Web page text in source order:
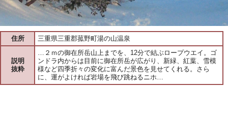
住所 三重県三重郡菰野町湯の山温泉
説明
抜粋
…２ｍの御在所岳山上までを、12分で結ぶロープウエイ。ゴ
ンドラ内からは目前に御在所岳が広がり、新緑、紅葉、雪模
様など四季折々の変化に富んだ景色を見せてくれる。さら
に、運がよければ岩場を飛び跳ねるニホ…